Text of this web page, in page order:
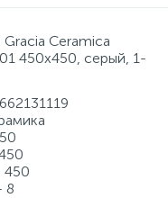
Gracia Ceramica
450x450, серый, 1-
8